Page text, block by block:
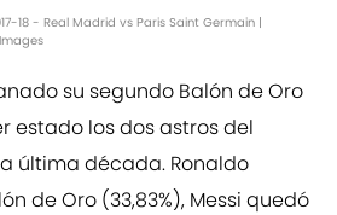
18 - Real Madrid vs Paris Saint Germain |
su segundo Balón de Oro
estado los dos astros del
última década. Ronaldo
de Oro (33,83%), Messi quedó